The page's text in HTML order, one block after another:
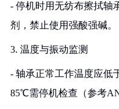
- 停机时用无纺布擦拭轴
剂，禁止使用强酸强碱。
3. 温度与振动监测
- 轴承正常工作温度应
85℃需停机检查（参考